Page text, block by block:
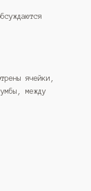
ячейки,
между